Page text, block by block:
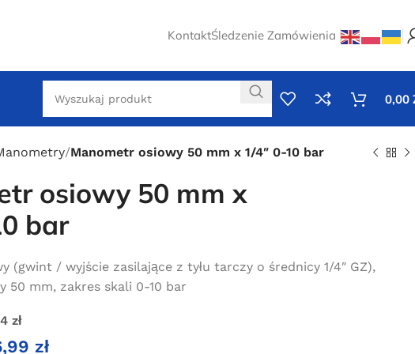
KontaktŚledzenie Zamówienia
0,00
Manometr osiowy 50 mm x 1/4″ 0-10 bar
osiowy 50 mm x
bar
(gwint / wyjście zasilające z tyłu tarczy o średnicy 1/4″ GZ),
50 mm, zakres skali 0-10 bar
zł
zł